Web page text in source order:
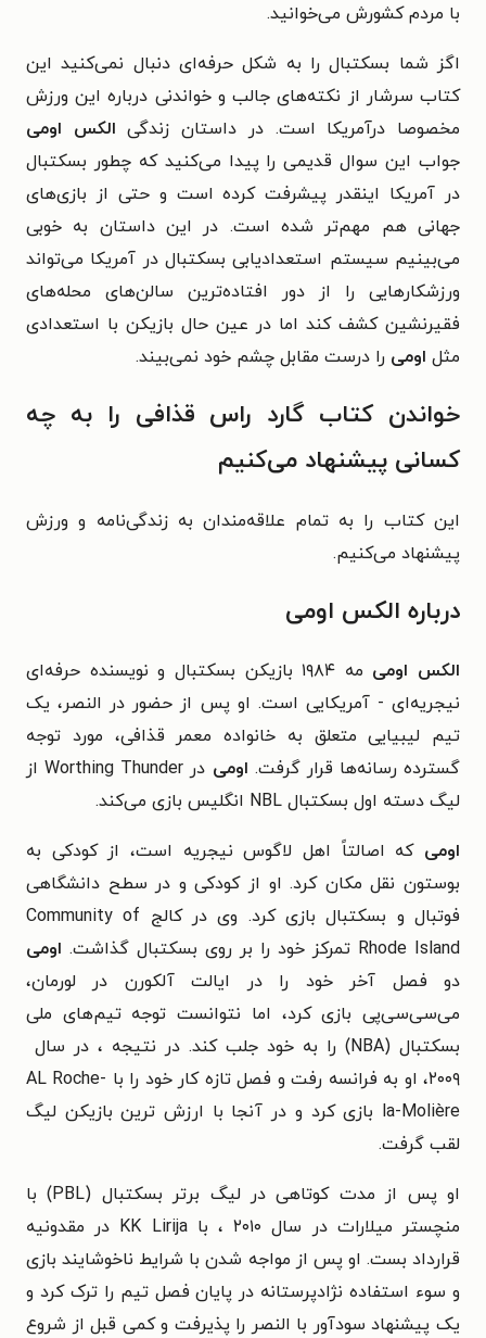
با مردم کشورش می‌خوانید.
اگز شما بسکتبال را به شکل حرفه‌ای دنبال نمی‌کنید این
کتاب سرشار از نکته‌های جالب و خواندنی درباره این ورزش
مخصوصا درآمریکا است. در داستان زندگیالکس اومی
جواب این سوال قدیمی را پیدا می‌کنید که چطور بسکتبال
در آمریکا اینقدر پیشرفت کرده است و حتی از بازی‌های
جهانی هم مهم‌تر شده است. در این داستان به خوبی
می‌بینیم سیستم استعدادیابی بسکتبال در آمریکا می‌تواند
ورزشکارهایی را از دور افتاده‌ترین سالن‌های محله‌های
فقیرنشین کشف کند اما در عین حال بازیکن با استعدادی
مثل اومی را درست مقابل چشم خود نمی‌بیند.
خواندن کتاب گارد راس قذافی را به چه
کسانی پیشنهاد می‌کنیم
این کتاب را به تمام علاقه‌مندان به زندگی‌نامه و ورزش
پیشنهاد می‌کنیم.
درباره الکس اومی
الکس اومی
مه ۱۹۸۴ بازیکن بسکتبال و نویسنده حرفه‌ای
نیجریه‌ای - آمریکایی است. او پس از حضور در النصر، یک
تیم لیبیایی متعلق به خانواده معمر قذافی، مورد توجه
گسترده رسانه‌ها قرار گرفت. اومی
در Worthing Thunder از
لیگ دسته اول بسکتبال NBL انگلیس بازی می‌کند.
اومیکه اصالتاً اهل لاگوس نیجریه است، از کودکی به
بوستون نقل مکان کرد. او از کودکی و در سطح دانشگاهی
فوتبال و بسکتبال بازی کرد. وی در کالج Community of
Rhode Island تمرکز خود را بر روی بسکتبال گذاشت.
اومی
دو فصل آخر خود را در ایالت آلکورن در لورمان،
می‌سی‌سی‌پی بازی کرد، اما نتوانست توجه تیم‌های ملی
بسکتبال (NBA) را به خود جلب کند. در نتیجه ، در سال
۲۰۰۹، او به فرانسه رفت و فصل تازه کار خود را با AL Roche-
la-Molière بازی كرد و در آنجا با ارزش ترین بازیکن لیگ
لقب گرفت.
او پس از مدت کوتاهی در لیگ برتر بسکتبال (PBL) با
منچستر میلارات در سال ۲۰۱۰ ، با KK Lirija در مقدونیه
قرارداد بست. او پس از مواجه شدن با شرایط ناخوشایند بازی
و سوء استفاده نژادپرستانه در پایان فصل تیم را ترک کرد و
یک پیشنهاد سودآور با النصر را پذیرفت و کمی قبل از شروع